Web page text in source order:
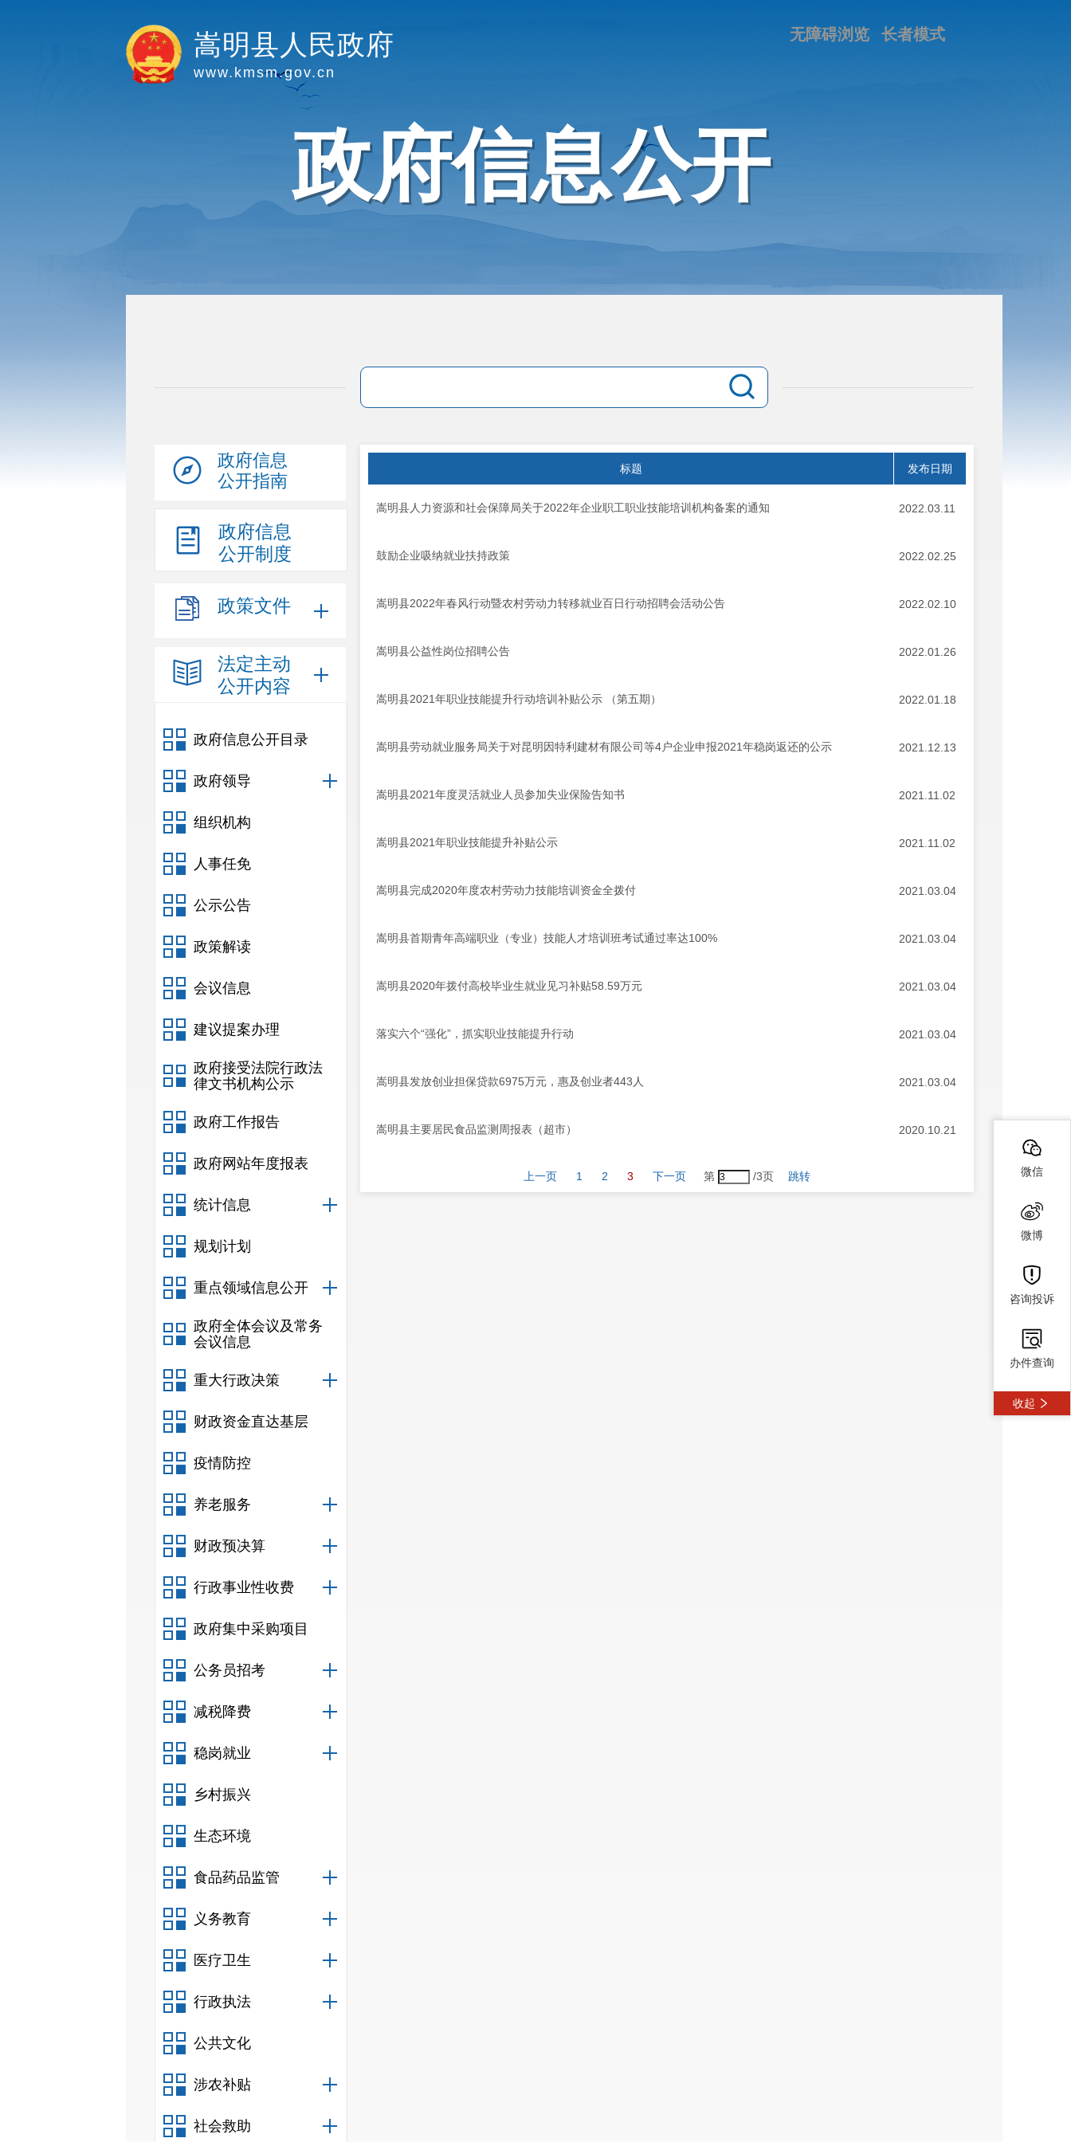
长者模式
无障碍浏览
嵩明县人民政府
www.kmsm.gov.cn
政府信息公开
政府信息
公开指南
政府信息
公开制度
政策文件
法定主动
公开内容
政府信息公开目录
政府领导
组织机构
人事任免
公示公告
政策解读
会议信息
建议提案办理
政府接受法院行政法
律文书机构公示
政府工作报告
政府网站年度报表
统计信息
规划计划
重点领域信息公开
政府全体会议及常务
会议信息
重大行政决策
财政资金直达基层
疫情防控
养老服务
财政预决算
行政事业性收费
政府集中采购项目
公务员招考
减税降费
稳岗就业
乡村振兴
生态环境
食品药品监管
义务教育
医疗卫生
行政执法
公共文化
涉农补贴
社会救助
标题 发布日期
嵩明县人力资源和社会保障局关于2022年企业职工职业技能培训机构备案的通知 2022.03.11
鼓励企业吸纳就业扶持政策 2022.02.25
嵩明县2022年春风行动暨农村劳动力转移就业百日行动招聘会活动公告 2022.02.10
嵩明县公益性岗位招聘公告 2022.01.26
嵩明县2021年职业技能提升行动培训补贴公示 （第五期） 2022.01.18
嵩明县劳动就业服务局关于对昆明因特利建材有限公司等4户企业申报2021年稳岗返还的公示 2021.12.13
嵩明县2021年度灵活就业人员参加失业保险告知书 2021.11.02
嵩明县2021年职业技能提升补贴公示 2021.11.02
嵩明县完成2020年度农村劳动力技能培训资金全拨付 2021.03.04
嵩明县首期青年高端职业（专业）技能人才培训班考试通过率达100% 2021.03.04
嵩明县2020年拨付高校毕业生就业见习补贴58.59万元 2021.03.04
落实六个“强化”，抓实职业技能提升行动 2021.03.04
嵩明县发放创业担保贷款6975万元，惠及创业者443人 2021.03.04
嵩明县主要居民食品监测周报表（超市） 2020.10.21
上一页 1 2 3 下一页 第 /3页 跳转 微信
微博
咨询投诉
办件查询
收起